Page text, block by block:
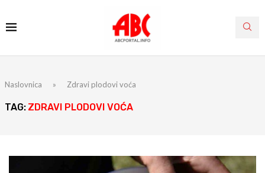
Naslovnica » Zdravi plodovi voća
TAG: ZDRAVI PLODOVI VOĆA